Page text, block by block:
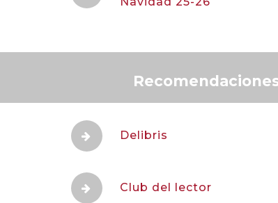
Delibris
Club del lector